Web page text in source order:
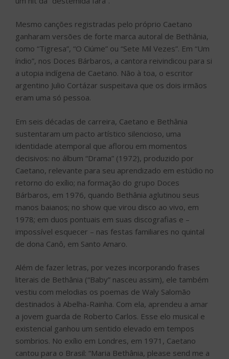
Mesmo canções registradas pelo próprio Caetano
ganharam versões de forte marca autoral de Bethânia,
como “Tigresa”, “O Ciúme” ou “Sete Mil Vezes”. Em “Um
índio”, nos Doces Bárbaros, a cantora reivindicou para si
a utopia indígena de Caetano. Não à toa, o escritor
argentino Julio Cortázar suspeitava que os dois irmãos
eram uma só pessoa.
Em seis décadas de carreira, Caetano e Bethânia
sustentaram um pacto artístico silencioso, uma
identidade atemporal que aflorou em momentos
decisivos: no álbum “Drama” (1972), produzido por
Caetano, relevante para seu aprendizado em estúdio no
retorno do exílio; na formação do grupo Doces
Bárbaros, em 1976, quando Bethânia aglutinou seus
manos baianos; no show que virou disco ao vivo, em
1978; em duos pontuais em suas discografias e –
impossível esquecer – nas festas familiares no quintal
de dona Canô, em Santo Amaro.
Além de fazer letras, por vezes incorporando frases
literais de Bethânia (“Baby” nasceu assim), ele também
vestiu com melodias os poemas de Waly Salomão
destinados à Abelha-Rainha. Com ela, aprendeu a amar
a jovem guarda de Roberto Carlos. Esse elo musical e
existencial ganhou um sentido elevado em tempos
sombrios. No exílio em Londres, em 1971, Caetano
cantou para o Brasil: “Maria Bethânia, please send me a